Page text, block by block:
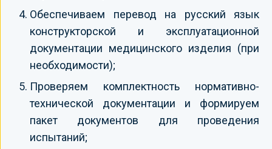
Обеспечиваем перевод на русский язык
конструкторской и эксплуатационной
документации медицинского изделия (при
необходимости);
Проверяем комплектность нормативно-
технической документации и формируем
пакет документов для проведения
испытаний;